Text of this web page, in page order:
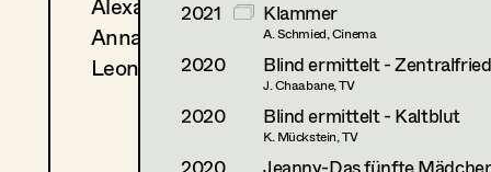
Anna Zeitlhuber
Leonie Zykan
2021 Klammer
A. Schmied, Cinema
2020 Blind ermittelt -
J. Chaabane, TV
2020 Blind ermittelt - Kaltblut
K. Mückstein, TV